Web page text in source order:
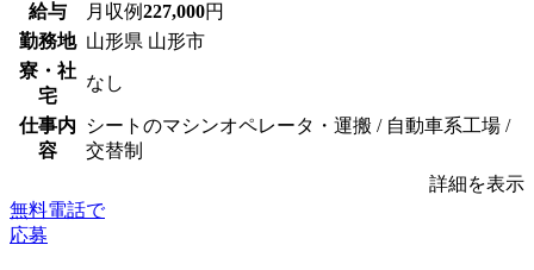
給与 月収例227,000円
勤務地 山形県 山形市
寮・社
宅
なし
仕事内
容
シートのマシンオペレータ・運搬 / 自動車系工場 /
交替制
詳細を表示
無料電話で
応募